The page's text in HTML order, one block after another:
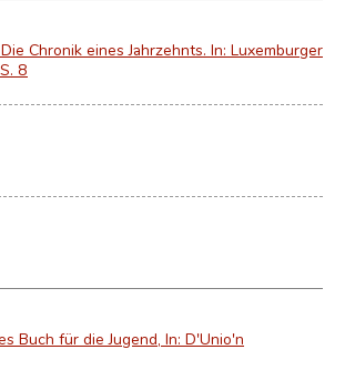
Chronik eines Jahrzehnts. In: Luxemburger
8
Buch für die Jugend, In: D'Unio'n